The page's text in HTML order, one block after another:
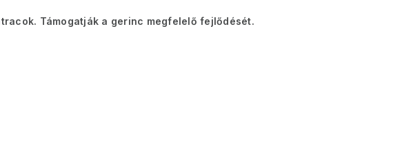
Támogatják a gerinc megfelelő fejlődését.